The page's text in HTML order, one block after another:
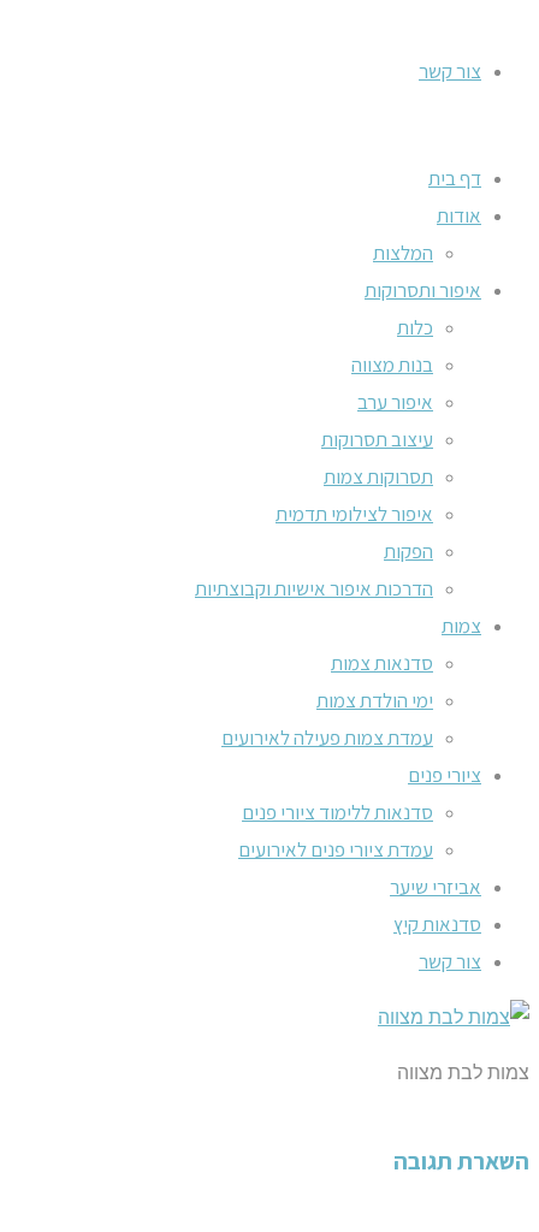
צור קשר
דף בית
אודות
המלצות
איפור ותסרוקות
כלות
בנות מצווה
איפור ערב
עיצוב תסרוקות
תסרוקות צמות
איפור לצילומי תדמית
הפקות
הדרכות איפור אישיות וקבוצתיות
צמות
סדנאות צמות
ימי הולדת צמות
עמדת צמות פעילה לאירועים
ציורי פנים
סדנאות ללימוד ציורי פנים
עמדת ציורי פנים לאירועים
אביזרי שיער
סדנאות קיץ
צור קשר
צמות לבת מצווה
השארת תגובה